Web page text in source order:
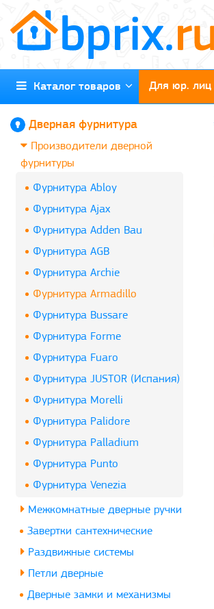
Каталог товаров Для юр. лиц
Дверная фурнитура
Производители дверной
фурнитуры
Фурнитура Abloy
Фурнитура Ajax
Фурнитура Adden Bau
Фурнитура AGB
Фурнитура Archie
Фурнитура Armadillo
Фурнитура Bussare
Фурнитура Forme
Фурнитура Fuaro
Фурнитура JUSTOR (Испания)
Фурнитура Morelli
Фурнитура Palidore
Фурнитура Palladium
Фурнитура Punto
Фурнитура Venezia
Межкомнатные дверные ручки
Завертки сантехнические
Раздвижные системы
Петли дверные
Дверные замки и механизмы